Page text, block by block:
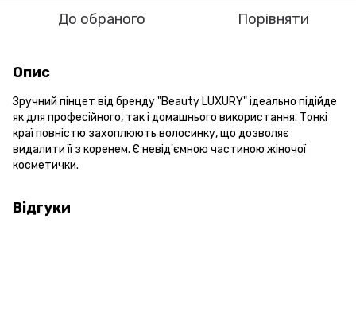
До обраного Порівняти
Опис
Зручний пінцет від бренду "Beauty LUXURY" ідеально підійде
як для професійного, так і домашнього використання. Тонкі
краї повністю захоплюють волосинку, що дозволяє
видалити її з коренем. Є невід'ємною частиною жіночої
косметички.
Відгуки